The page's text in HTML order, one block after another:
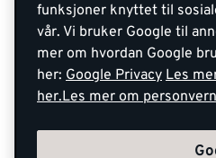
funksjoner knyttet til
vår. Vi bruker Google til
mer om hvordan Google
her: Google Privacy Les
her.Les mer om